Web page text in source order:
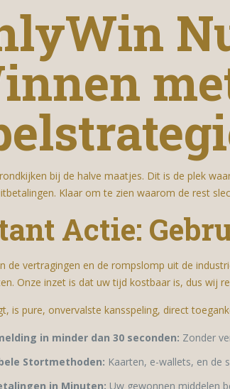
bij de halve maatjes. Dit is de plek
Klaar om te zien waarom de rest
Actie:
de vertragingen en de rompslomp uit de
Onze inzet is dat uw tijd kostbaar is, dus wij
is pure, onvervalste kansspeling, direct
in minder dan 30 seconden: Zonder
Stortmethoden: Kaarten, e-wallets, en de
in Minuten: Uw gewonnen middelen